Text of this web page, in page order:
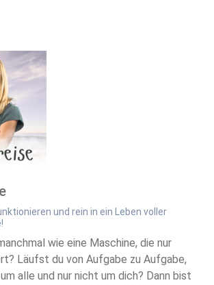
und rein in ein Leben voller
wie eine Maschine, die nur
Läufst du von Aufgabe zu Aufgabe,
alle und nur nicht um dich? Dann bist